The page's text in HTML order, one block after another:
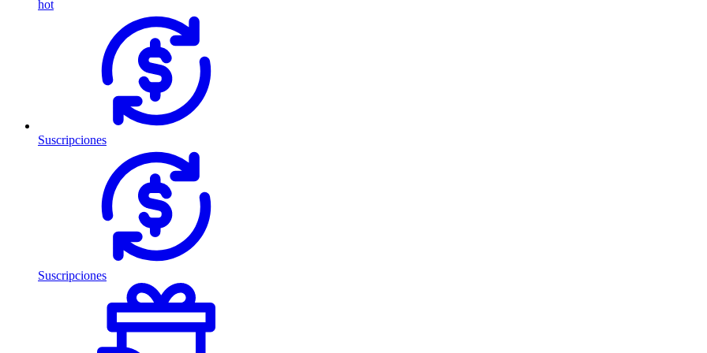
hot
Suscripciones
Suscripciones